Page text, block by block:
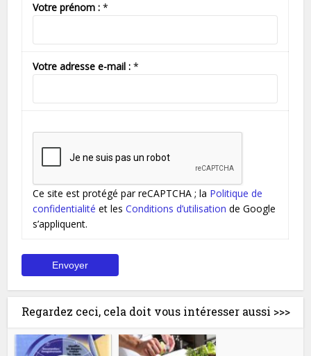
Votre prénom :*
Votre adresse e-mail :*
Ce site est protégé par reCAPTCHA ; la Politique de
confidentialité et lesConditions d’utilisation de Google
s’appliquent.
Regardez ceci, cela doit vous intéresser aussi >>>